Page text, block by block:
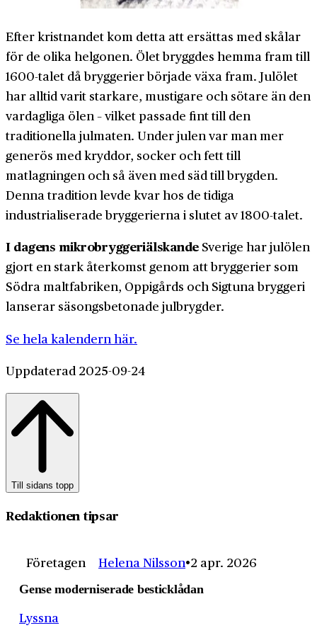
Efter kristnandet kom detta att ersättas med skålar
för de olika helgonen. Ölet bryggdes hemma fram till
1600-talet då bryggerier började växa fram. Julölet
har alltid varit starkare, mustigare och sötare än den
vardagliga ölen – vilket passade fint till den
traditionella julmaten. Under julen var man mer
generös med kryddor, socker och fett till
matlagningen och så även med säd till brygden.
Denna tradition levde kvar hos de tidiga
industrialiserade bryggerierna i slutet av 1800-talet.
I dagens mikrobryggeriälskande Sverige har julölen
gjort en stark återkomst genom att bryggerier som
Södra maltfabriken, Oppigårds och Sigtuna bryggeri
lanserar säsongsbetonade julbrygder.
Se hela kalendern här.
Uppdaterad 2025-09-24
Till sidans topp
Redaktionen tipsar
Företagen Helena Nilsson 2 apr. 2026
Gense moderniserade besticklådan
Lyssna